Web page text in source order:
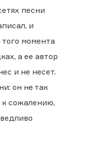
песни
и
момента
а ее автор
и не несет.
он не так
к сожалению,